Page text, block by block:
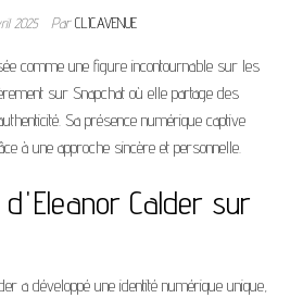
2025 ParCLICAVENUE
comme une figure incontournable sur les
sur Snapchat où elle partage des
Sa présence numérique captive
à une approche sincère et personnelle.
d'Eleanor Calder sur
a développé une identité numérique unique,